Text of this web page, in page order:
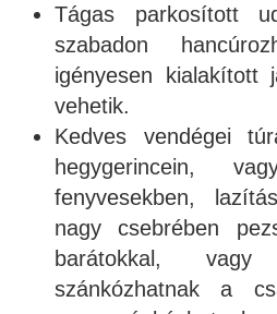
Tágas parkosított
szabadon
igényesen kialakított
vehetik.
Kedves vendégei
hegygerincein,
fenyvesekben,
nagy csebrében
barátokkal,
szánkózhatnak a